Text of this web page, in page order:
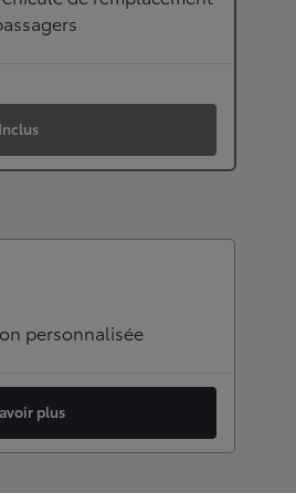
Inclus
personnalisée
plus